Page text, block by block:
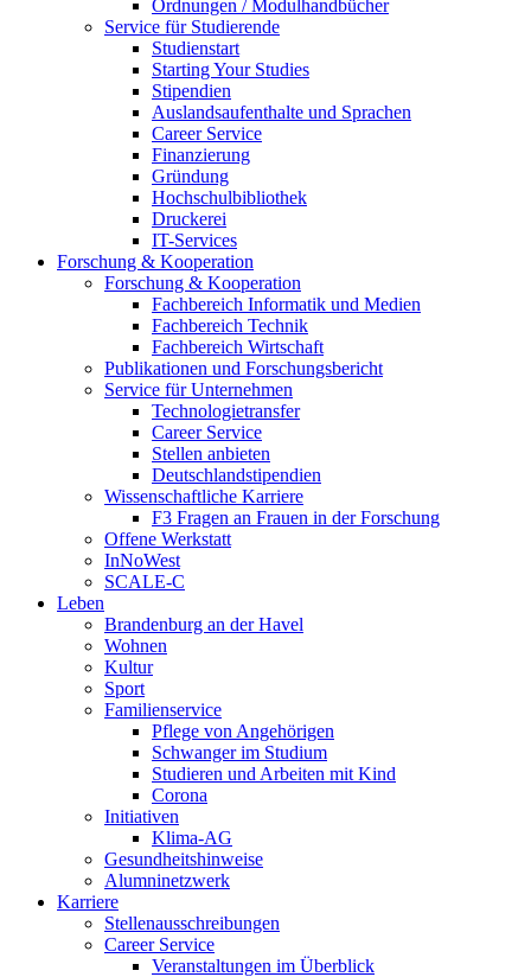
Ordnungen / Modulhandbücher
Service für Studierende
Studienstart
Starting Your Studies
Stipendien
Auslandsaufenthalte und Sprachen
Career Service
Finanzierung
Gründung
Hochschulbibliothek
Druckerei
IT-Services
Forschung & Kooperation
Forschung & Kooperation
Fachbereich Informatik und Medien
Fachbereich Technik
Fachbereich Wirtschaft
Publikationen und Forschungsbericht
Service für Unternehmen
Technologietransfer
Career Service
Stellen anbieten
Deutschlandstipendien
Wissenschaftliche Karriere
F3 Fragen an Frauen in der Forschung
Offene Werkstatt
InNoWest
SCALE-C
Leben
Brandenburg an der Havel
Wohnen
Kultur
Sport
Familienservice
Pflege von Angehörigen
Schwanger im Studium
Studieren und Arbeiten mit Kind
Corona
Initiativen
Klima-AG
Gesundheitshinweise
Alumninetzwerk
Karriere
Stellenausschreibungen
Career Service
Veranstaltungen im Überblick